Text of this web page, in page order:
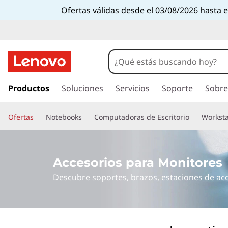
b
e
a
Ofertas válidas desde el 03/08/2026 hasta
r
c
o
o
Productos Soluciones Servicios Soporte
Ofertas Notebooks Computadoras de Escritorio
Accesorios para Monitores
Descubre soportes, brazos, estaciones de